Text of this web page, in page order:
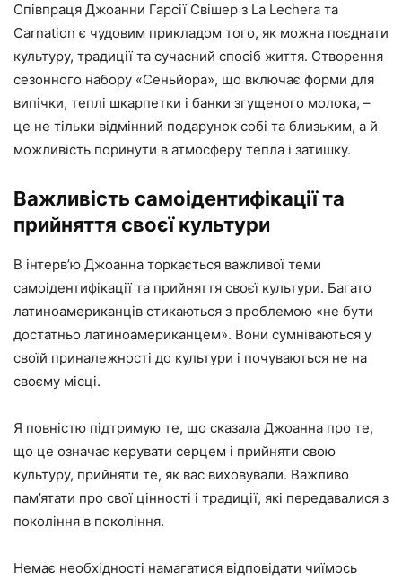
Співпраця Джоанни Гарсії Свішер з La Lechera та
Carnation є чудовим прикладом того, як можна поєднати
культуру, традиції та сучасний спосіб життя. Створення
сезонного набору «Сеньйора», що включає форми для
випічки, теплі шкарпетки і банки згущеного молока, –
це не тільки відмінний подарунок собі та близьким, а й
можливість поринути в атмосферу тепла і затишку.
Важливість самоідентифікації та
прийняття своєї культури
В інтерв’ю Джоанна торкається важливої ​​теми
самоідентифікації та прийняття своєї культури. Багато
латиноамериканців стикаються з проблемою «не бути
достатньо латиноамериканцем». Вони сумніваються у
своїй приналежності до культури і почуваються не на
своєму місці.
Я повністю підтримую те, що сказала Джоанна про те,
що це означає керувати серцем і прийняти свою
культуру, прийняти те, як вас виховували. Важливо
пам’ятати про свої цінності і традиції, які передавалися з
покоління в покоління.
Немає необхідності намагатися відповідати чиїмось